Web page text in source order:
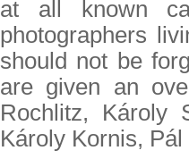
at all known
photographers
should not be
are given an
Rochlitz, Károly
Károly Kornis,